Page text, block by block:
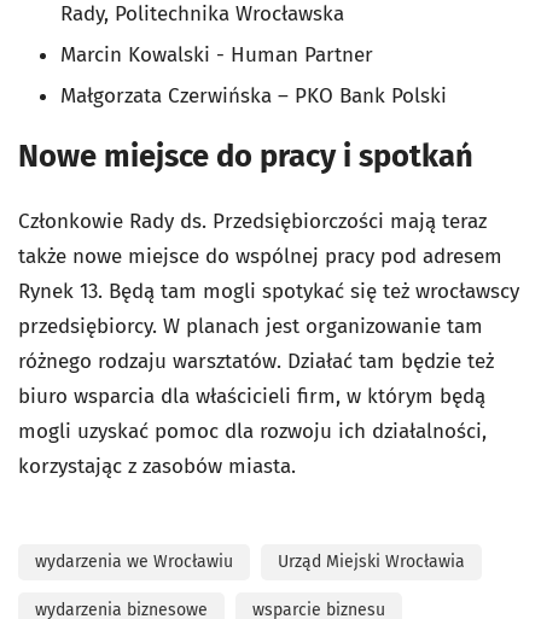
Rady, Politechnika Wrocławska
Marcin Kowalski - Human Partner
Małgorzata Czerwińska – PKO Bank Polski
Nowe miejsce do pracy i spotkań
Członkowie Rady ds. Przedsiębiorczości mają teraz
także nowe miejsce do wspólnej pracy pod adresem
Rynek 13. Będą tam mogli spotykać się też wrocławscy
przedsiębiorcy. W planach jest organizowanie tam
różnego rodzaju warsztatów. Działać tam będzie też
biuro wsparcia dla właścicieli firm, w którym będą
mogli uzyskać pomoc dla rozwoju ich działalności,
korzystając z zasobów miasta.
wydarzenia we Wrocławiu Urząd Miejski Wrocławia
wydarzenia biznesowe wsparcie biznesu